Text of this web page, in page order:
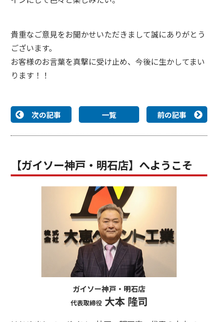
貴重なご意見をお聞かせいただきまして誠にありがとう
ございます。
お客様のお言葉を真撃に受け止め、今後に生かしてまい
ります！！
次の記事 一覧 前の記事
【ガイソー神戸・明石店】へようこそ
ガイソー神戸・明石店
代表取締役大本 隆司